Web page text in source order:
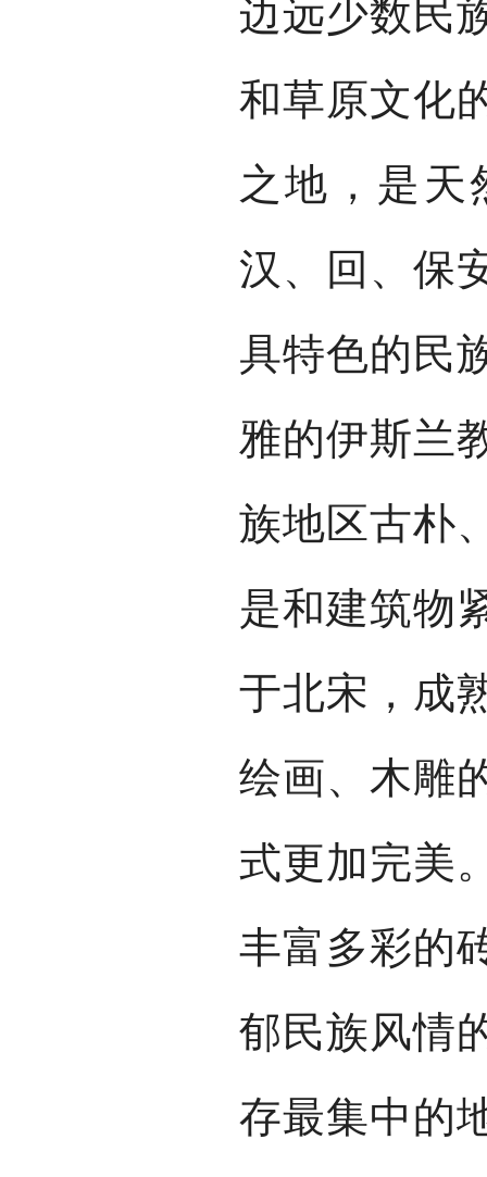
边远少数民
和草原文化
之地，是天
汉、回、保
具特色的民
雅的伊斯兰
族地区古朴
是和建筑物
于北宋，成
绘画、木雕
式更加完美
丰富多彩的
郁民族风情
存最集中的